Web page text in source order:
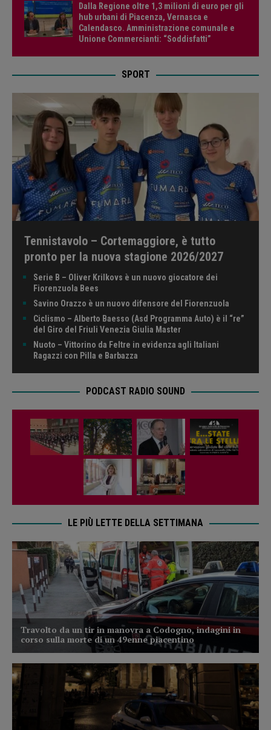
Dalla Regione oltre 1,3 milioni di euro per gli
hub urbani di Piacenza, Vernasca e
Calendasco. Amministrazione comunale e
Unione Commercianti: “Soddisfatti”
SPORT
Tennistavolo – Cortemaggiore, è tutto
pronto per la nuova stagione 2026/2027
Serie B – Oliver Krilkovs è un nuovo giocatore dei
Fiorenzuola Bees
Savino Orazzo è un nuovo difensore del Fiorenzuola
Ciclismo – Alberto Baesso (Asd Programma Auto) è il “re”
del Giro del Friuli Venezia Giulia Master
Nuoto – Vittorino da Feltre in evidenza agli Italiani
Ragazzi con Pilla e Barbazza
PODCAST RADIO SOUND
LE PIÙ LETTE DELLA SETTIMANA